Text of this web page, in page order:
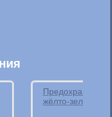
Предохранитель
жёлто-зелёный